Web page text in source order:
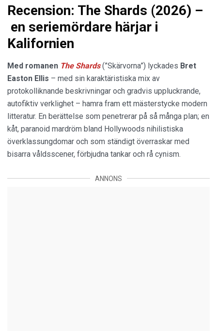
Recension: The Shards (2026) –
en seriemördare härjar i
Kalifornien
Med romanen The Shards(”Skärvorna”) lyckades Bret
Easton Ellis – med sin karaktäristiska mix av
protokolliknande beskrivningar och gradvis uppluckrande,
autofiktiv verklighet – hamra fram ett mästerstycke modern
litteratur. En berättelse som penetrerar på så många plan; en
kåt, paranoid mardröm bland Hollywoods nihilistiska
överklassungdomar och som ständigt överraskar med
bisarra våldsscener, förbjudna tankar och rå cynism.
ANNONS